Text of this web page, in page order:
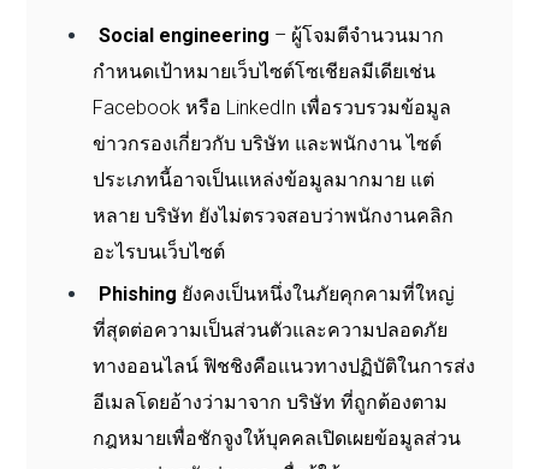
Social engineering – ผู้โจมตีจำนวนมาก
กำหนดเป้าหมายเว็บไซต์โซเชียลมีเดียเช่น
Facebook หรือ LinkedIn เพื่อรวบรวมข้อมูล
ข่าวกรองเกี่ยวกับ บริษัท และพนักงาน ไซต์
ประเภทนี้อาจเป็นแหล่งข้อมูลมากมาย แต่
หลาย บริษัท ยังไม่ตรวจสอบว่าพนักงานคลิก
อะไรบนเว็บไซต์
Phishing ยังคงเป็นหนึ่งในภัยคุกคามที่ใหญ่
ที่สุดต่อความเป็นส่วนตัวและความปลอดภัย
ทางออนไลน์ ฟิชชิงคือแนวทางปฏิบัติในการส่ง
อีเมลโดยอ้างว่ามาจาก บริษัท ที่ถูกต้องตาม
กฎหมายเพื่อชักจูงให้บุคคลเปิดเผยข้อมูลส่วน